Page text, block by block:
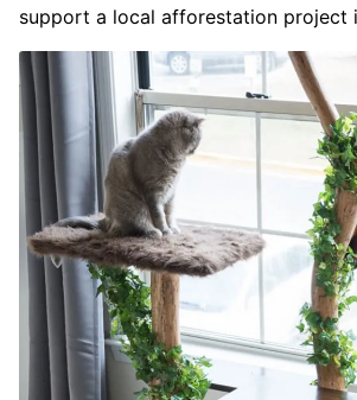
support a local afforestation project